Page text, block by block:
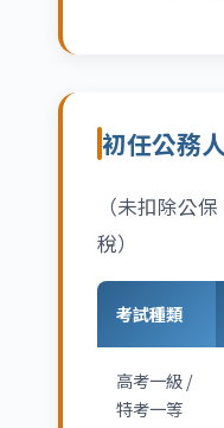
初任公務
（未扣除公
稅）
考試種類
高考一級 /
特考一等